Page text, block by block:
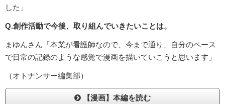
した」
Q.創作活動で今後、取り組んでいきたいことは。
まゆんさん「本業が看護師なので、今まで通り、自分のペース
で日常の記録のような感覚で漫画を描いていこうと思います」
（オトナンサー編集部）
【漫画】本編を読む